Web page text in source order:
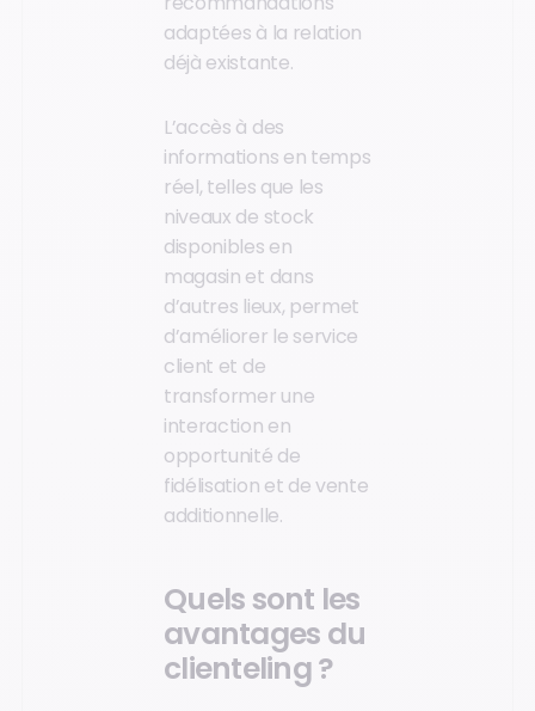
adaptées à la relation
déjà existante.
L’accès à des
informations en temps
réel, telles que les
niveaux de stock
disponibles en
magasin et dans
d’autres lieux, permet
d’améliorer le service
client et de
transformer une
interaction en
opportunité de
fidélisation et de vente
additionnelle.
Quels sont les
avantages du
clienteling ?